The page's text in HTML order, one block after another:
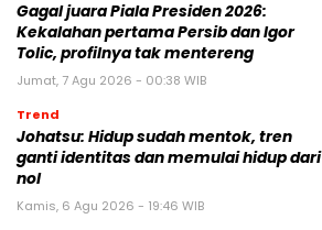
Gagal juara Piala Presiden 2026:
Kekalahan pertama Persib dan Igor
Tolic, profilnya tak mentereng
Jumat, 7 Agu 2026 - 00:38 WIB
Trend
Johatsu: Hidup sudah mentok, tren
ganti identitas dan memulai hidup dari
nol
Kamis, 6 Agu 2026 - 19:46 WIB